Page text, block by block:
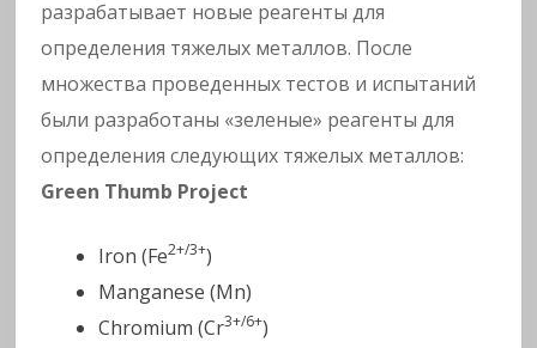
разрабатывает новые реагенты для
определения тяжелых металлов. После
множества проведенных тестов и испытаний
были разработаны «зеленые» реагенты для
определения следующих тяжелых металлов:
Green Thumb Project
Iron (Fe2+/3+)
Manganese (Mn)
Chromium (Cr3+/6+)